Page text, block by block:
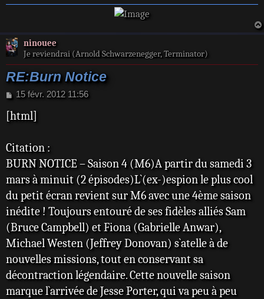
ninouee
Je reviendrai (Arnold Schwarzenegger, Terminator)
RE:Burn Notice
M
s
g
e
15 févr. 2012 11:56
[html]
Citation :
BURN NOTICE – Saison 4 (M6)A partir du samedi 3
mars à minuit (2 épisodes)L`(ex-)espion le plus cool
du petit écran revient sur M6 avec une 4ème saison
inédite ! Toujours entouré de ses fidèles alliés Sam
(Bruce Campbell) et Fiona (Gabrielle Anwar),
Michael Westen (Jeffrey Donovan) s`atelle à de
nouvelles missions, tout en conservant sa
décontraction légendaire. Cette nouvelle saison
marque l`arrivée de Jesse Porter, qui va peu à peu